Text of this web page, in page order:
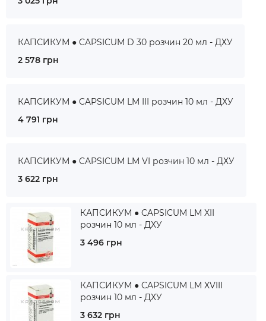
КАПСИКУМ ● CAPSICUM D 30 розчин 20 мл - ДХУ
2 578 грн
КАПСИКУМ ● CAPSICUM LM III розчин 10 мл - ДХУ
4 791 грн
КАПСИКУМ ● CAPSICUM LM VI розчин 10 мл - ДХУ
3 622 грн
КАПСИКУМ ● CAPSICUM LM XII
розчин 10 мл - ДХУ
3 496 грн
КАПСИКУМ ● CAPSICUM LM XVIII
розчин 10 мл - ДХУ
3 632 грн